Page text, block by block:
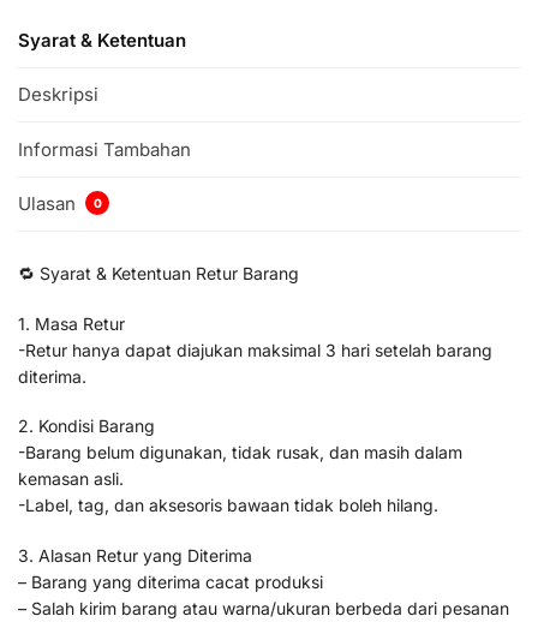
Syarat & Ketentuan
Deskripsi
Informasi Tambahan
Ulasan 0
🔁 Syarat & Ketentuan Retur Barang
1. Masa Retur
-Retur hanya dapat diajukan maksimal 3 hari setelah barang
diterima.
2. Kondisi Barang
-Barang belum digunakan, tidak rusak, dan masih dalam
kemasan asli.
-Label, tag, dan aksesoris bawaan tidak boleh hilang.
3. Alasan Retur yang Diterima
– Barang yang diterima cacat produksi
– Salah kirim barang atau warna/ukuran berbeda dari pesanan